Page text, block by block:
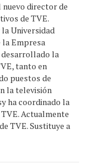
nuevo director de
de TVE.
Universidad
la Empresa
desarrollado la
tanto en
puestos de
la televisión
ha coordinado la
Actualmente
TVE. Sustituye a